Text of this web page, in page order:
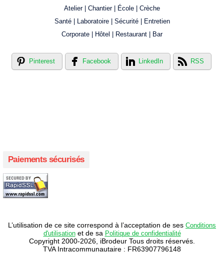
Atelier | Chantier | École | Crèche
Santé | Laboratoire | Sécurité | Entretien
Corporate | Hôtel | Restaurant | Bar
Pinterest Facebook LinkedIn RSS
Paiements sécurisés
L’utilisation de ce site correspond à l’acceptation de ses Conditions
d'utilisationet de sa Politique de confidentialité
Copyright 2000-2026, iBrodeur Tous droits réservés.
TVA Intracommunautaire : FR63907796148